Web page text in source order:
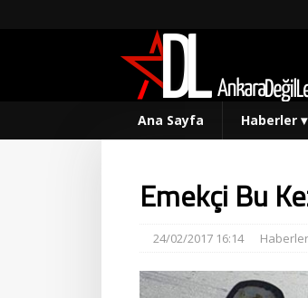
Ana Sayfa Haberler ▾
Emekçi Bu
24/02/2017 16:14 Haberler